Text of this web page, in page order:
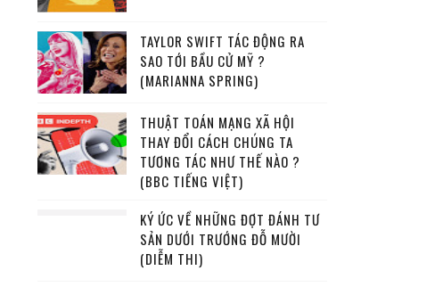
TAYLOR SWIFT TÁC ĐỘNG RA
SAO TỚI BẦU CỬ MỸ ?
(MARIANNA SPRING)
THUẬT TOÁN MẠNG XÃ HỘI
THAY ĐỔI CÁCH CHÚNG TA
TƯƠNG TÁC NHƯ THẾ NÀO ?
(BBC TIẾNG VIỆT)
KÝ ỨC VỀ NHỮNG ĐỢT ĐÁNH TƯ
SẢN DƯỚI TRƯỚNG ĐỖ MƯỜI
(DIỄM THI)